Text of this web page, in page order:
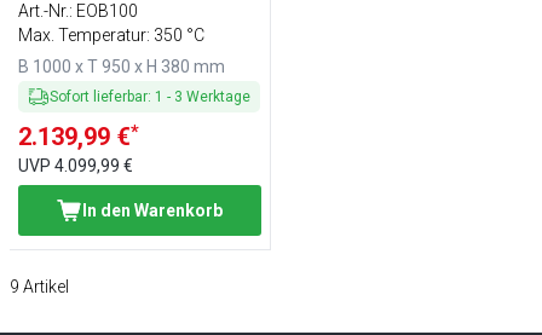
Art.-Nr.: EOB100
Max. Temperatur: 350 °C
B 1000 x T 950 x H 380 mm
Sofort lieferbar: 1 - 3 Werktage
2.139,99 €*
UVP 4.099,99 €
In den Warenkorb
9 Artikel